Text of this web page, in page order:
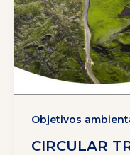
Objetivos
CIRCULAR